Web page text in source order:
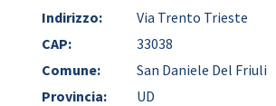
Indirizzo:
Via Trento Trieste
CAP:
33038
Comune:
San Daniele Del Friuli
Provincia:
UD